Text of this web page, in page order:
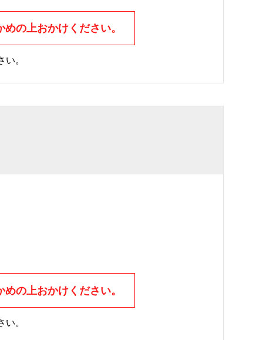
の上おかけください。
い。
の上おかけください。
い。